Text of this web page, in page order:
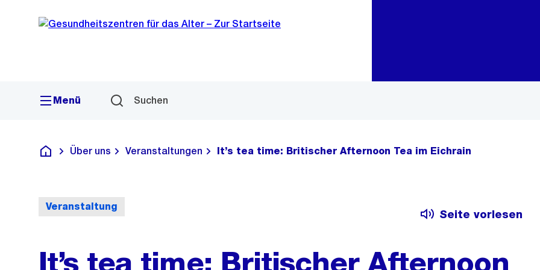
Navigation
Sprunglink
Menü Suchen
Gesundheitszentren für das Alter
Über uns Veranstaltungen It’s tea time: Britischer Afternoon Tea im Eichrain
Veranstaltung
Seite vorlesen
It’s tea time: Britischer Afternoon